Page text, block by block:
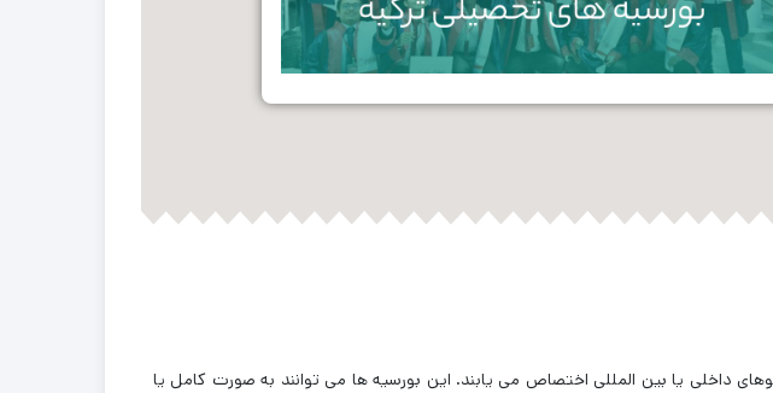
داخلی یا بین ‌المللی اختصاص می ‌یابند. این بورسیه‌ ها می ‌توانند به صورت کامل یا